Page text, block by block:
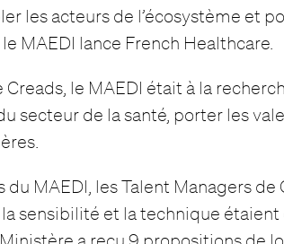
les acteurs de l’écosystème et
MAEDI lance French Healthcare.
le MAEDI était à la
secteur de la santé, porter les
MAEDI, les Talent Managers de
sensibilité et la technique étaient